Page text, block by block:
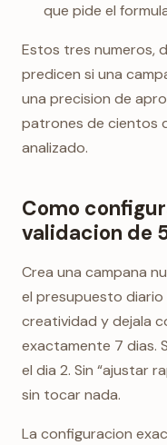
que pide el
Estos tres numeros,
predicen si una
una precision de
patrones de cientos
analizado.
Como
validacion de
Crea una campana
el presupuesto diario
creatividad y dejala
exactamente 7 dias.
el dia 2. Sin “ajustar
sin tocar nada.
La configuracion